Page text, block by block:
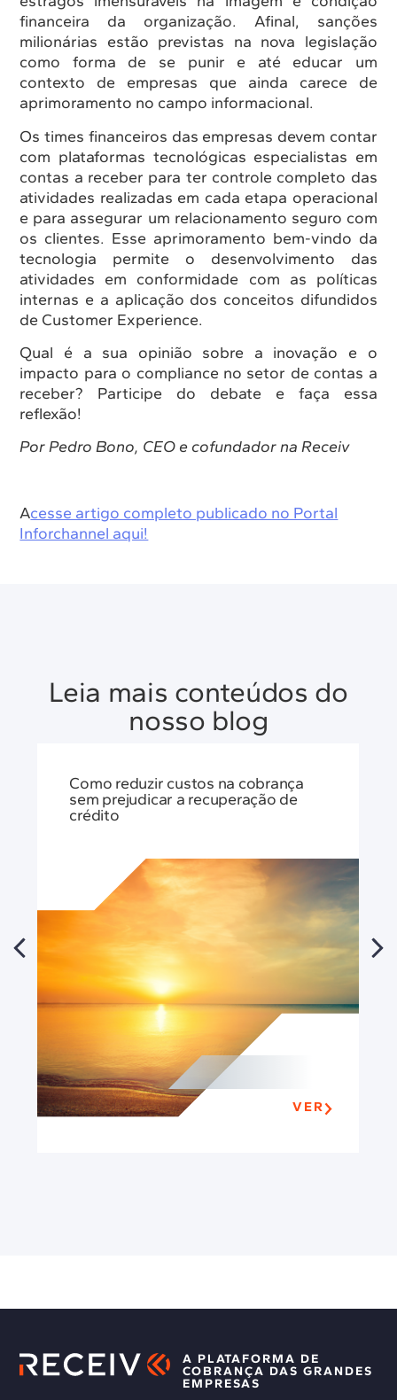
financeira da organização. Afinal, sanções
milionárias estão previstas na nova legislação
como forma de se punir e até educar um
contexto de empresas que ainda carece de
aprimoramento no campo informacional.
Os times financeiros das empresas devem contar
com plataformas tecnológicas especialistas em
contas a receber para ter controle completo das
atividades realizadas em cada etapa operacional
e para assegurar um relacionamento seguro com
os clientes. Esse aprimoramento bem-vindo da
tecnologia permite o desenvolvimento das
atividades em conformidade com as políticas
internas e a aplicação dos conceitos difundidos
de Customer Experience.
Qual é a sua opinião sobre a inovação e o
impacto para o compliance no setor de contas a
receber? Participe do debate e faça essa
reflexão!
Por Pedro Bono, CEO e cofundador na Receiv
Acesse artigo completo publicado no Portal
Inforchannel aqui!
Leia mais conteúdos do
nosso blog
Como reduzir custos na cobrança
sem prejudicar a recuperação de
crédito
VER
A PLATAFORMA DE
COBRANÇA DAS GRANDES
EMPRESAS